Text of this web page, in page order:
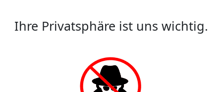
Ihre Privatsphäre ist uns wichtig.